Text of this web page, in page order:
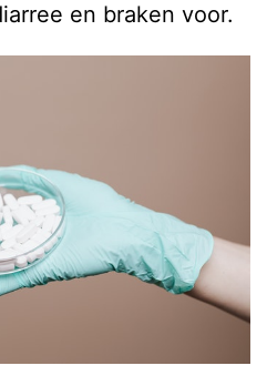
en braken voor.